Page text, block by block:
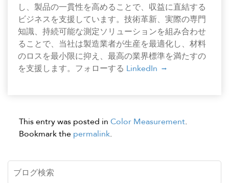
し、製品の一貫性を高めることで、収益に直結する
ビジネスを支援しています。技術革新、実際の専門
知識、持続可能な測定ソリューションを組み合わせ
ることで、当社は製造業者が生産を最適化し、材料
のロスを最小限に抑え、最高の業界標準を満たすの
を支援します。フォローする LinkedIn
This entry was posted in Color Measurement.
Bookmark the permalink.